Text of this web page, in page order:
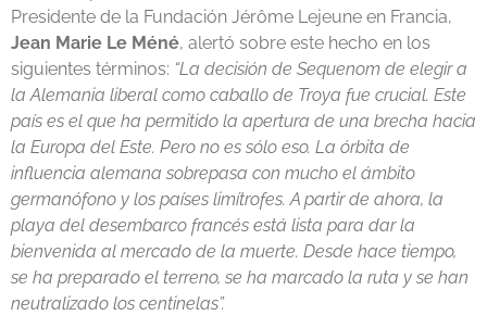
Presidente de la Fundación Jérôme Lejeune en Francia,
Jean Marie Le Méné, alertó sobre este hecho en los
siguientes términos: “La decisión de Sequenom de elegir a
la Alemania liberal como caballo de Troya fue crucial. Este
país es el que ha permitido la apertura de una brecha hacia
la Europa del Este. Pero no es sólo eso. La órbita de
influencia alemana sobrepasa con mucho el ámbito
germanófono y los países limítrofes. A partir de ahora, la
playa del desembarco francés está lista para dar la
bienvenida al mercado de la muerte. Desde hace tiempo,
se ha preparado el terreno, se ha marcado la ruta y se han
neutralizado los centinelas”.